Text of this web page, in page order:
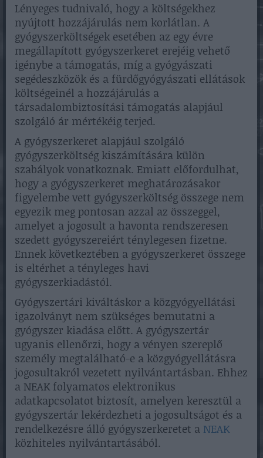
Lényeges tudnivaló, hogy a költségekhez
nyújtott hozzájárulás nem korlátlan. A
gyógyszerköltségek esetében az egy évre
megállapított gyógyszerkeret erejéig vehető
igénybe a támogatás, míg a gyógyászati
segédeszközök és a fürdőgyógyászati ellátások
költségeinél a hozzájárulás a
társadalombiztosítási támogatás alapjául
szolgáló ár mértékéig terjed.
A gyógyszerkeret alapjául szolgáló
gyógyszerköltség kiszámítására külön
szabályok vonatkoznak. Emiatt előfordulhat,
hogy a gyógyszerkeret meghatározásakor
figyelembe vett gyógyszerköltség összege nem
egyezik meg pontosan azzal az összeggel,
amelyet a jogosult a havonta rendszeresen
szedett gyógyszereiért ténylegesen fizetne.
Ennek következtében a gyógyszerkeret összege
is eltérhet a tényleges havi
gyógyszerkiadástól.
Gyógyszertári kiváltáskor a közgyógyellátási
igazolványt nem szükséges bemutatni a
gyógyszer kiadása előtt. A gyógyszertár
ugyanis ellenőrzi, hogy a vényen szereplő
személy megtalálható-e a közgyógyellátásra
jogosultakról vezetett nyilvántartásban. Ehhez
a NEAK folyamatos elektronikus
adatkapcsolatot biztosít, amelyen keresztül a
gyógyszertár lekérdezheti a jogosultságot és a
rendelkezésre álló gyógyszerkeretet a NEAK
közhiteles nyilvántartásából.